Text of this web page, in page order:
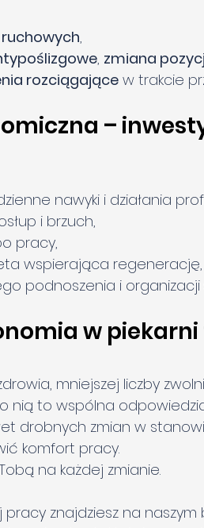
,
, zmiana
rozciągające w trakcie
–
nawyki i działania
i brzuch,
pracy,
wspierająca regenerację,
podnoszenia i organizacji
w
mniejszej liczby
nią to wspólna
drobnych zmian w
komfort pracy.
na każdej zmianie.
znajdziesz na naszym